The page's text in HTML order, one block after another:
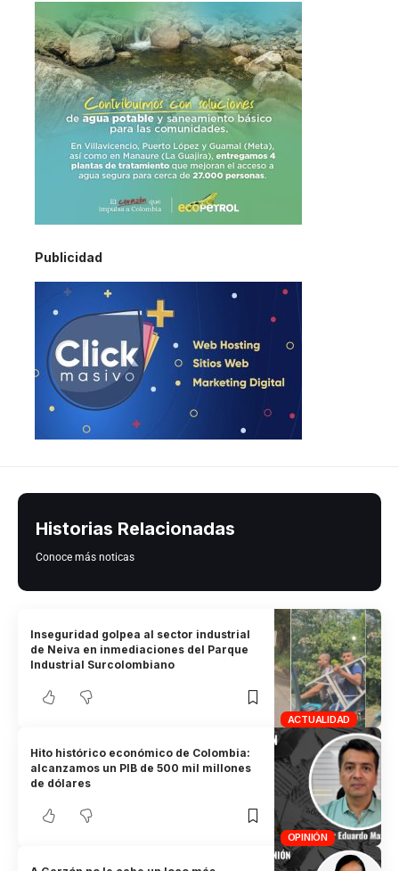
Publicidad
Historias Relacionadas
Conoce más noticas
ACTUALIDAD
Inseguridad golpea al sector industrial
de Neiva en inmediaciones del Parque
Industrial Surcolombiano
OPINIÓN
Hito histórico económico de Colombia:
alcanzamos un PIB de 500 mil millones
de dólares